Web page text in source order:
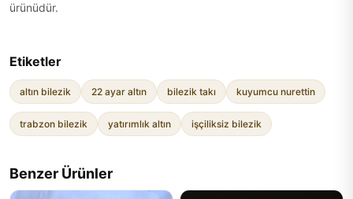
ürünüdür.
Etiketler
altın bilezik 22 ayar altın bilezik takı kuyumcu nurettin
trabzon bilezik yatırımlık altın işçiliksiz bilezik
Benzer Ürünler